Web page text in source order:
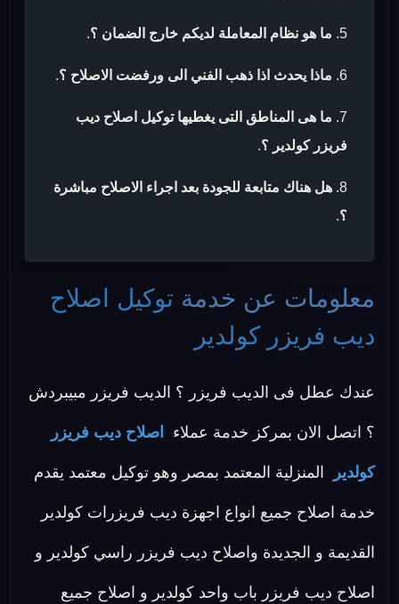
ما هو نظام المعاملة لديكم خارج الضمان ؟.
ماذا يحدث اذا ذهب الفني الى ورفضت الاصلاح ؟.
ما هى المناطق التى يغطيها توكيل اصلاح ديب
فريزر كولدير ؟.
هل هناك متابعة للجودة بعد اجراء الاصلاح مباشرة
؟.
معلومات عن خدمة توكيل اصلاح
ديب فريزر كولدير
عندك عطل فى الديب فريزر ؟ الديب فريزر مبيبردش
؟ اتصل الان بمركز خدمة عملاء اصلاح ديب فريزر
كولدير المنزلية المعتمد بمصر وهو توكيل معتمد يقدم
خدمة اصلاح جميع انواع اجهزة ديب فريزرات كولدير
القديمة و الجديدة واصلاح ديب فريزر راسي كولدير و
اصلاح ديب فريزر باب واحد كولدير و اصلاح جميع